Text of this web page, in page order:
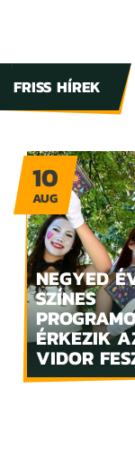
FRISS HÍREK
NEGYED
SZÍNES
ÉRKEZIK
VIDOR
10
AUG